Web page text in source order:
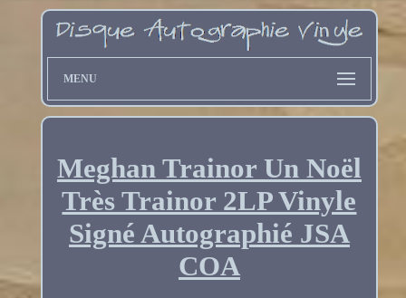
MENU
Meghan Trainor Un Noël
Très Trainor 2LP Vinyle
Signé Autographié JSA
COA